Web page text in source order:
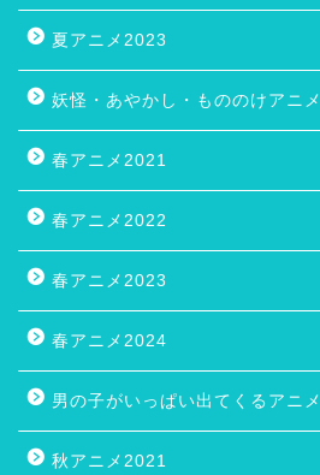
夏アニメ2023
妖怪・あやかし・もののけアニメ
春アニメ2021
春アニメ2022
春アニメ2023
春アニメ2024
男の子がいっぱい出てくるアニメ
秋アニメ2021